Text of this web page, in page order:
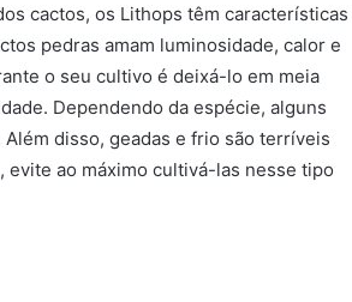
cactos, os Lithops têm características
pedras amam luminosidade, calor e
o seu cultivo é deixá-lo em meia
Dependendo da espécie, alguns
disso, geadas e frio são terríveis
ao máximo cultivá-las nesse tipo